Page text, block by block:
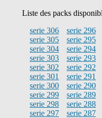
Liste des packs
serie 306
serie 305
serie 304
serie 303
serie 302
serie 301
serie 300
serie 299
serie 298
serie 297
serie 296
serie 295
serie 294
serie 293
serie 292
serie 291
serie 290
serie 289
serie 288
serie 287